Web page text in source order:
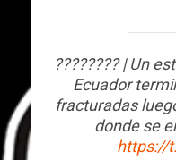
???????? | Un
Ecuador
fracturadas
donde se
https://